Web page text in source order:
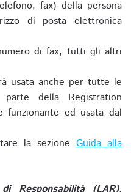
fax) della persona
di posta elettronica
di fax, tutti gli altri
usata anche per tutte le
parte della Registration
funzionante ed usata dal
la sezione Guida alla